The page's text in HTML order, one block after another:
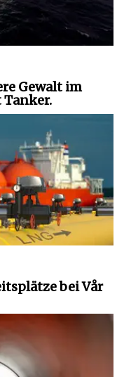
Gewalt im
bei Vår